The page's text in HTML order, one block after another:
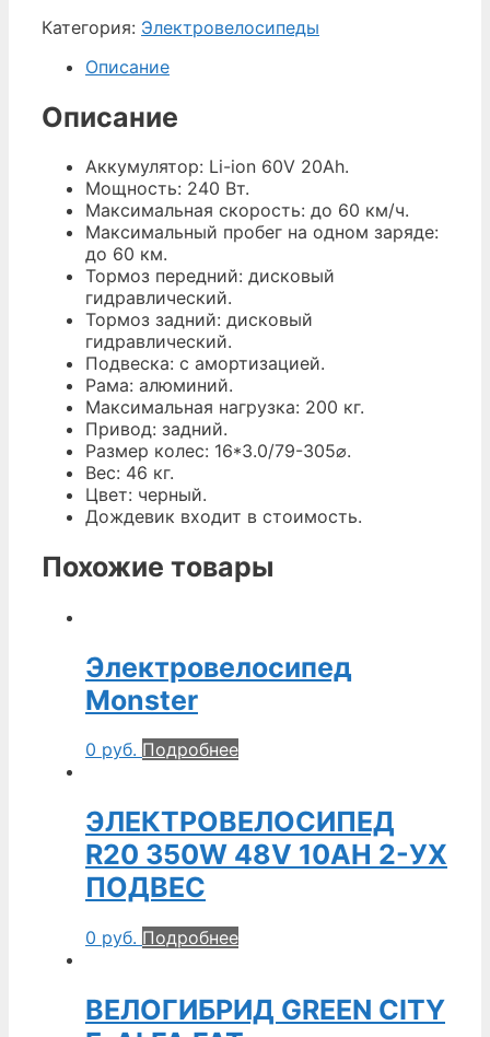
Категория: Электровелосипеды
Описание
Описание
Аккумулятор: Li-ion 60V 20Ah.
Мощность: 240 Вт.
Максимальная скорость: до 60 км/ч.
Максимальный пробег на одном заряде:
до 60 км.
Тормоз передний: дисковый
гидравлический.
Тормоз задний: дисковый
гидравлический.
Подвеска: с амортизацией.
Рама: алюминий.
Максимальная нагрузка: 200 кг.
Привод: задний.
Размер колес: 16*3.0/79-305⌀.
Вес: 46 кг.
Цвет: черный.
Дождевик входит в стоимость.
Похожие товары
Электровелосипед
Monster
0 руб. Подробнее
ЭЛЕКТРОВЕЛОСИПЕД
R20 350W 48V 10AH 2-УХ
ПОДВЕС
0 руб. Подробнее
ВЕЛОГИБРИД GREEN CITY